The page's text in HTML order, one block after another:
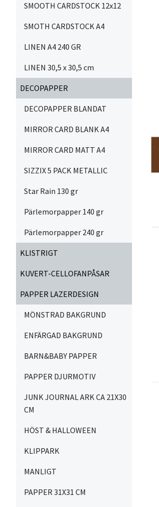
SMOOTH CARDSTOCK 12x12
SMOTH CARDSTOCK A4
LINEN A4 240 GR
LINEN 30,5 x 30,5 cm
DECOPAPPER
DECOPAPPER BLANDAT
MIRROR CARD BLANK A4
MIRROR CARD MATT A4
SIZZIX 5 PACK METALLIC
Star Rain 130 gr
Pärlemorpapper 140 gr
Pärlemorpapper 240 gr
KLISTRIGT
KUVERT-CELLOFANPÅSAR
PAPPER LAZERDESIGN
MÖNSTRAD BAKGRUND
ENFÄRGAD BAKGRUND
BARN&BABY PAPPER
PAPPER DJURMOTIV
JUNK JOURNAL ARK CA 21X30
CM
HÖST & HALLOWEEN
KLIPPARK
MANLIGT
PAPPER 31X31 CM